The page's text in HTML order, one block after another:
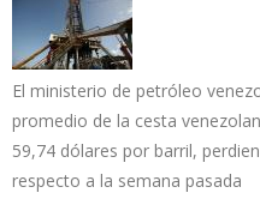
El ministerio de petróleo
promedio de la cesta
59,74 dólares por barril,
respecto a la semana pasada